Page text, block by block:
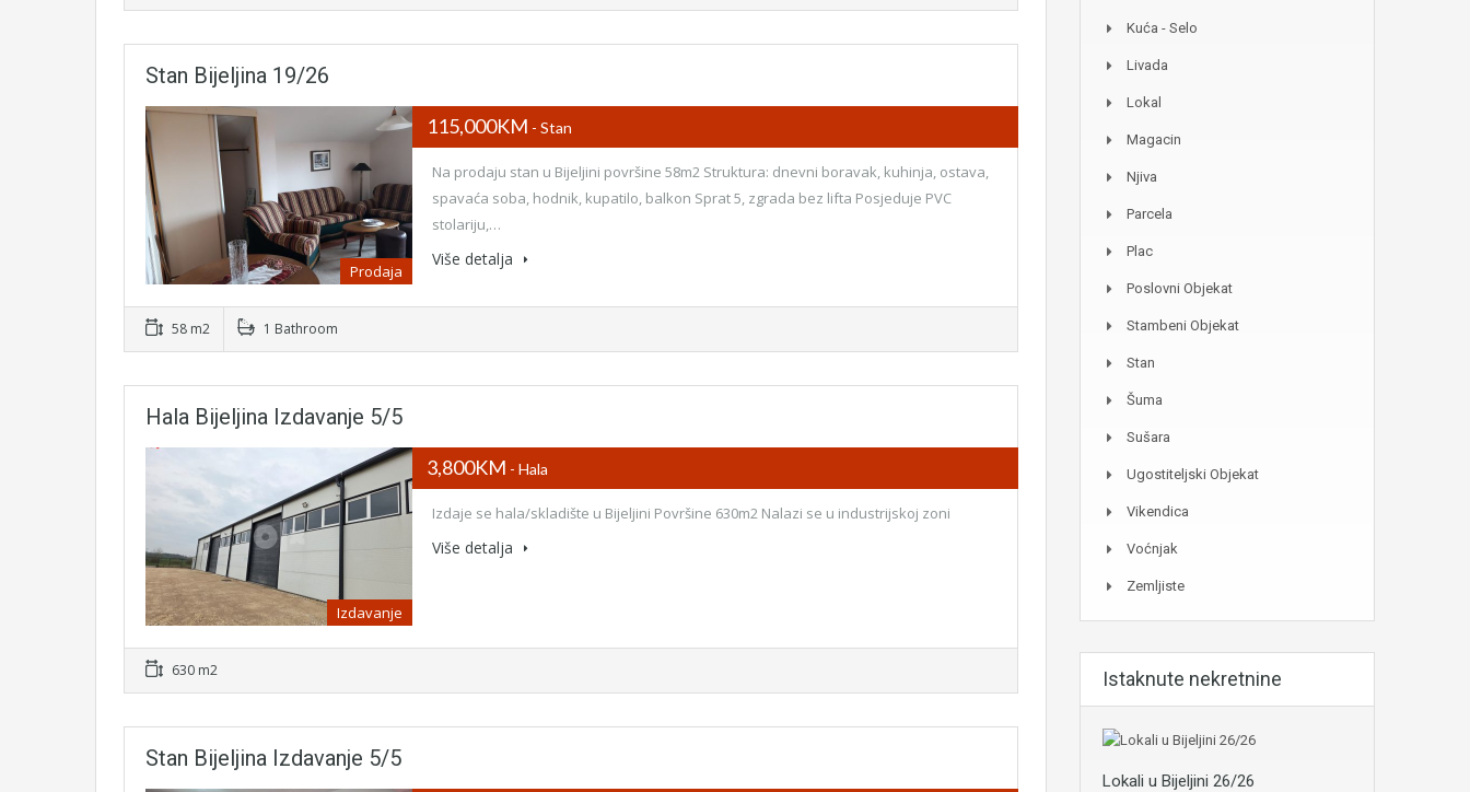
Stan Bijeljina 19/26
Prodaja
115,000KM - Stan
Na prodaju stan u Bijeljini površine 58m2 Struktura: dnevni boravak, kuhinja, ostava,
spavaća soba, hodnik, kupatilo, balkon Sprat 5, zgrada bez lifta Posjeduje PVC
stolariju,…
Više detalja
58 m2 1 Bathroom
Hala Bijeljina Izdavanje 5/5
Izdavanje
3,800KM - Hala
Izdaje se hala/skladište u Bijeljini Površine 630m2 Nalazi se u industrijskoj zoni
Više detalja
630 m2
Stan Bijeljina Izdavanje 5/5
Kuća - Selo
Livada
Lokal
Magacin
Njiva
Parcela
Plac
Poslovni Objekat
Stambeni Objekat
Stan
Šuma
Sušara
Ugostiteljski Objekat
Vikendica
Voćnjak
Zemljiste
Istaknute nekretnine
Lokali u Bijeljini 26/26